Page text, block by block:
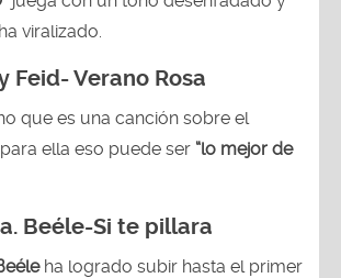
viralizado.
Feid- Verano Rosa
que es una canción sobre el
ella eso puede ser “lo mejor de
Beéle-Si te pillara
ha logrado subir hasta el primer